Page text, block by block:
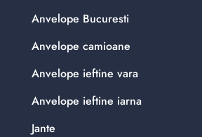
Anvelope Bucuresti
Anvelope camioane
Anvelope ieftine vara
Anvelope ieftine iarna
Jante